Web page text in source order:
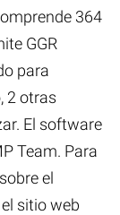
364
GGR
para
2 otras
El software
Team. Para
el
sitio web